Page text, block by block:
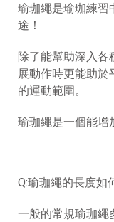
瑜珈繩是瑜珈練習
途！
除了能幫助深入各
展動作時更能助於
的運動範圍。
瑜珈繩是一個能增
Q:瑜珈繩的長度如
一般的常規瑜珈繩